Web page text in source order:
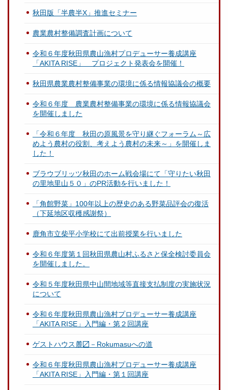
秋田版「半農半X」推進セミナー
農業農村整備調査計画について
令和６年度秋田県農山漁村プロデューサー養成講座
「AKITA RISE」 プロジェクト発表会を開催！
秋田県農業農村整備事業の環境に係る情報協議会の概要
令和６年度 農業農村整備事業の環境に係る情報協議会
を開催しました
「令和６年度 秋田の原風景を守り継ぐフォーラム～広
めよう農村の役割、考えよう農村の未来～」を開催しま
した！
ブラウブリッツ秋田のホーム戦会場にて「守りたい秋田
の里地里山５０」のPR活動を行いました！
「角館野菜」100年以上の歴史のある野菜品評会の復活
（下延地区収穫感謝祭）
鹿角市立柴平小学校にて出前授業を行いました
令和６年度第１回秋田県農山村ふるさと保全検討委員会
を開催しました。
令和５年度秋田県中山間地域等直接支払制度の実施状況
について
令和６年度秋田県農山漁村プロデューサー養成講座
「AKITA RISE」入門編・第２回講座
ゲストハウス麓〼－Rokumasuへの道
令和６年度秋田県農山漁村プロデューサー養成講座
「AKITA RISE」入門編・第１回講座